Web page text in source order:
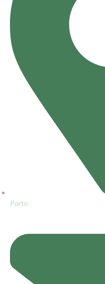
Porto